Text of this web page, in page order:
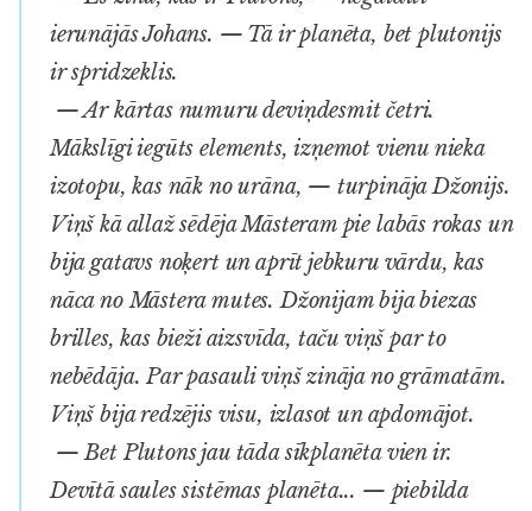
ierunājās Johans. — Tā ir planēta, bet plutonijs
ir spridzeklis.
— Ar kārtas numuru deviņdesmit četri.
Mākslīgi iegūts elements, izņemot vienu nieka
izotopu, kas nāk no urāna, — turpināja Džonijs.
Viņš kā allaž sēdēja Māsteram pie labās rokas un
bija gatavs noķert un aprīt jebkuru vārdu, kas
nāca no Māstera mutes. Džonijam bija biezas
brilles, kas bieži aizsvīda, taču viņš par to
nebēdāja. Par pasauli viņš zināja no grāmatām.
Viņš bija redzējis visu, izlasot un apdomājot.
— Bet Plutons jau tāda sīkplanēta vien ir.
Devītā saules sistēmas planēta... — piebilda